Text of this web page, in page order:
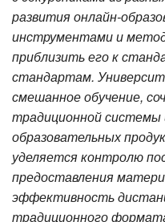
развития онлайн-
инструментами и
приблизить его к
стандартам.
смешанное обучение,
традиционной
образовательных
уделяется контролю
предоставления
эффективность
традиционного